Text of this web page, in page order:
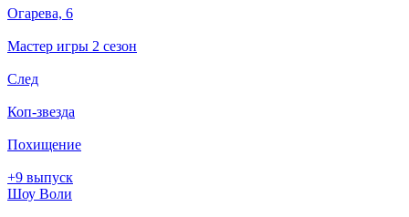
Огарева, 6
Мастер игры 2 сезон
След
Коп-звезда
Похищение
+9 выпуск
Шоу Воли